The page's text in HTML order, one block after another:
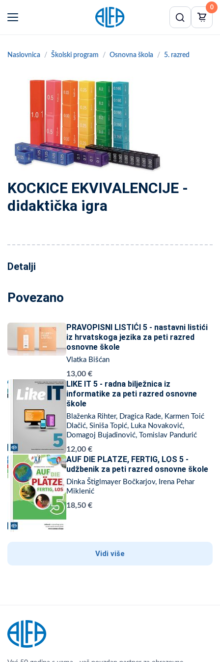
0
Naslovnica Školski program Osnovna škola 5. razred
KOCKICE EKVIVALENCIJE -
didaktička igra
Detalji
Povezano
PRAVOPISNI LISTIĆI 5 - nastavni listići
iz hrvatskoga jezika za peti razred
osnovne škole
Vlatka Bišćan
13,00 €
LIKE IT 5 - radna bilježnica iz
informatike za peti razred osnovne
škole
Blaženka Rihter, Dragica Rade, Karmen Toić
Dlačić, Siniša Topić, Luka Novaković,
Domagoj Bujadinović, Tomislav Pandurić
12,00 €
AUF DIE PLATZE, FERTIG, LOS 5 -
udžbenik za peti razred osnovne škole
Dinka Štiglmayer Bočkarjov, Irena Pehar
Miklenić
18,50 €
Vidi više